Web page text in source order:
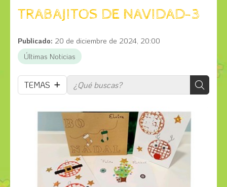
TRABAJITOS DE NAVIDAD-3
Publicado: 20 de diciembre de 2024, 20:00
Últimas Noticias
TEMAS